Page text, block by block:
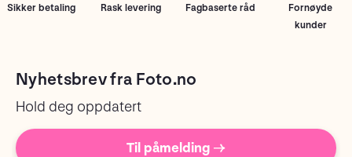
Sikker betaling Rask levering Fagbaserte råd
Fornøyde
kunder
Nyhetsbrev fra Foto.no
Hold deg oppdatert
Til påmelding →